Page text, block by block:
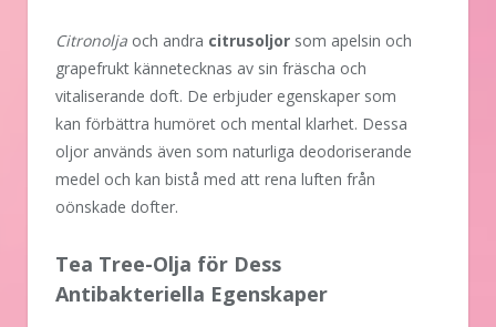
Citronolja och andra citrusoljor som apelsin och
grapefrukt kännetecknas av sin fräscha och
vitaliserande doft. De erbjuder egenskaper som
kan förbättra humöret och mental klarhet. Dessa
oljor används även som naturliga deodoriserande
medel och kan bistå med att rena luften från
oönskade dofter.
Tea Tree-Olja för Dess
Antibakteriella Egenskaper